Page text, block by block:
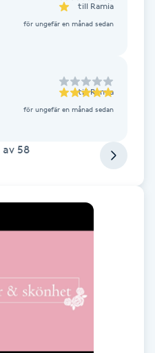
till Ramia
för ungefär en månad sedan
till Ramia
för ungefär en månad sedan
av 58